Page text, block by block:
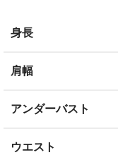
身長
肩幅
アンダーバスト
ウエスト